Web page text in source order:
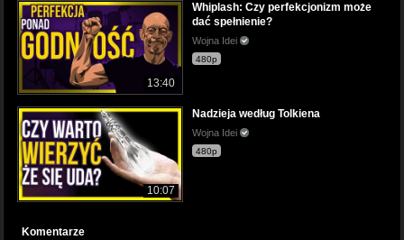
13:40
Whiplash: Czy perfekcjonizm może
dać spełnienie?
Wojna Idei
480p
10:07
Nadzieja według Tolkiena
Wojna Idei
480p
Komentarze